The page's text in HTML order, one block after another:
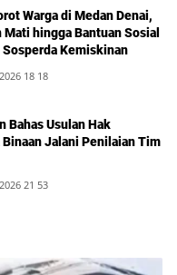
Warga di Medan Denai,
hingga Bantuan Sosial
Kemiskinan
18 18
Bahas Usulan Hak
Jalani Penilaian Tim
21 53